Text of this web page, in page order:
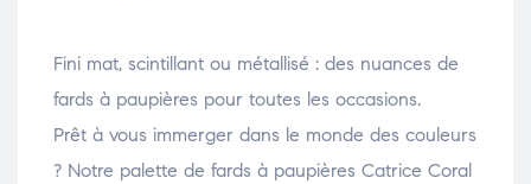
Fini mat, scintillant ou métallisé : des nuances de
fards à paupières pour toutes les occasions.
Prêt à vous immerger dans le monde des couleurs
? Notre palette de fards à paupières Catrice Coral